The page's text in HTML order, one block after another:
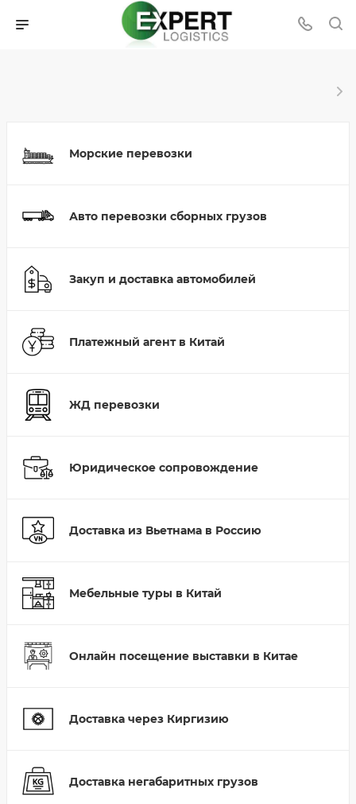
Морские перевозки
Авто перевозки сборных грузов
Закуп и доставка автомобилей
Платежный агент в Китай
ЖД перевозки
Юридическое сопровождение
Доставка из Вьетнама в Россию
Мебельные туры в Китай
Онлайн посещение выставки в Китае
Доставка через Киргизию
Доставка негабаритных грузов